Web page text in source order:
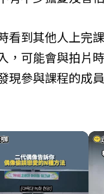
看到其他人上完
，可能會與拍片
參與課程的成